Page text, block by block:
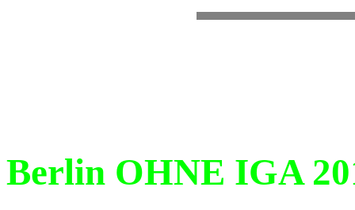
Berlin OHNE IGA